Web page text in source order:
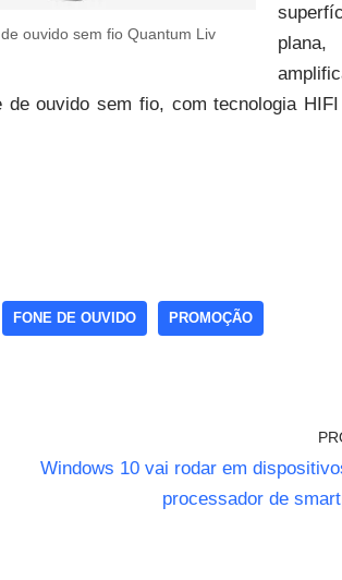
ouvido sem fio Quantum Liv
plana,
ouvido sem fio, com tecnologia
FONE DE OUVIDO PROMOÇÃO
Windows 10 vai rodar em
processador de